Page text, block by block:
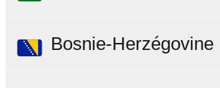
Bosnie-Herzégovine